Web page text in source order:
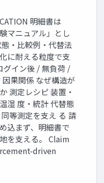
明細書は
マニュアル」とし
・比較例・代替法
に耐える粒度で支
グイン後 / 無負荷 /
果関係 なぜ構造が
測定レシピ 装置・
湿 度・統計 代替態
等測定を支え る 請
込まず、明細書で
を支える。 Claim
driven